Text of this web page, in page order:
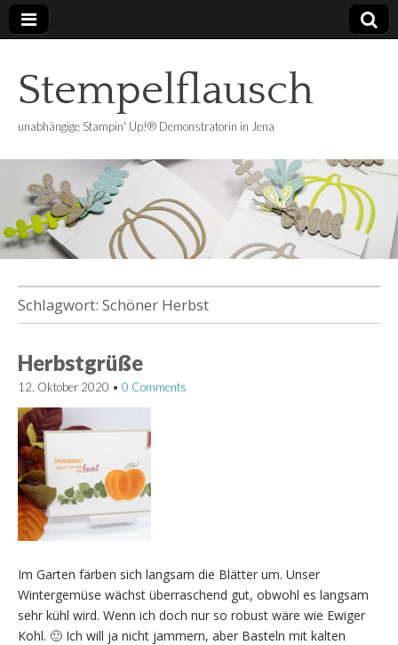
Stempelflausch
unabhängige Stampin' Up!® Demonstratorin in Jena
Schlagwort: Schöner Herbst
Herbstgrüße
12. Oktober 2020 • 0 Comments
Im Garten färben sich langsam die Blätter um. Unser
Wintergemüse wächst überraschend gut, obwohl es langsam
sehr kühl wird. Wenn ich doch nur so robust wäre wie Ewiger
Kohl. 🙂 Ich will ja nicht jammern, aber Basteln mit kalten